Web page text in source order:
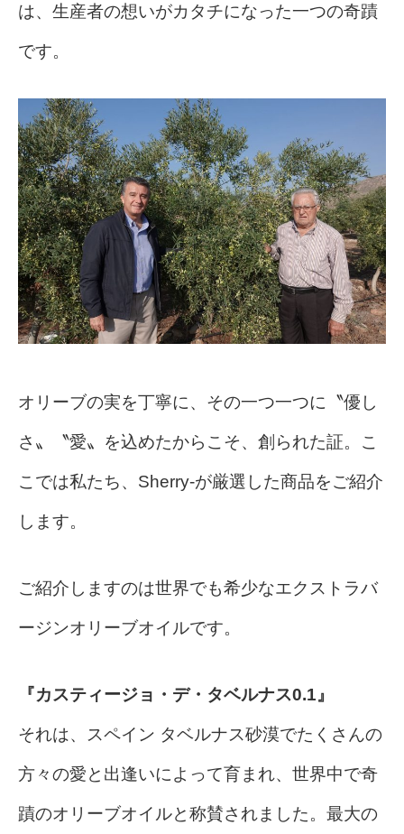
は、生産者の想いがカタチになった一つの奇蹟
です。
オリーブの実を丁寧に、その一つ一つに〝優し
さ〟〝愛〟を込めたからこそ、創られた証。こ
こでは私たち、Sherry-が厳選した商品をご紹介
します。
ご紹介しますのは世界でも希少なエクストラバ
ージンオリーブオイルです。
『カスティージョ・デ・タベルナス0.1』
それは、スペイン タベルナス砂漠でたくさんの
方々の愛と出逢いによって育まれ、世界中で奇
蹟のオリーブオイルと称賛されました。最大の